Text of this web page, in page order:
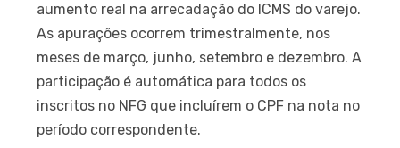
aumento real na arrecadação do ICMS do varejo.
As apurações ocorrem trimestralmente, nos
meses de março, junho, setembro e dezembro. A
participação é automática para todos os
inscritos no NFG que incluírem o CPF na nota no
período correspondente.